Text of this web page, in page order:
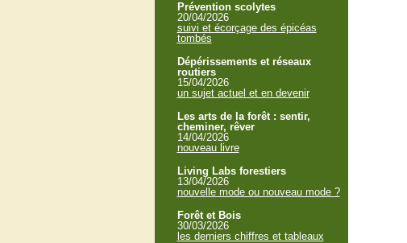
Prévention scolytes
20/04/2026
suivi et écorçage des épicéas
tombés
Dépérissements et réseaux
routiers
15/04/2026
un sujet actuel et en devenir
Les arts de la forêt : sentir,
cheminer, rêver
14/04/2026
nouveau livre
Living Labs forestiers
13/04/2026
nouvelle mode ou nouveau mode ?
Forêt et Bois
30/03/2026
les derniers chiffres et tableaux